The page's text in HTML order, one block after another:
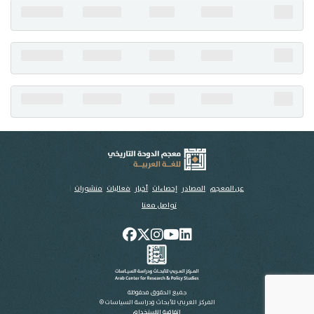
عن المعجم المصادر إحصاءات أخبار فعاليات منشورات
تواصل معنا
جميع الحقوق محفوظة
المركز العربي للأبحاث ودراسة السياسات ©